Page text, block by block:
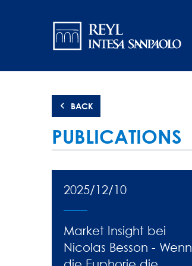
BACK
PUBLICATIONS
2025/12/10
Market Insight bei
Nicolas Besson - Wenn